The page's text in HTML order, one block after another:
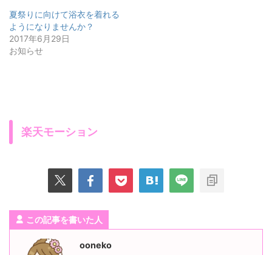
夏祭りに向けて浴衣を着れる
ようになりませんか？
2017年6月29日
お知らせ
楽天モーション
この記事を書いた人
ooneko